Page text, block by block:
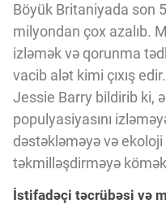
Böyük Britaniyada son
milyondan çox azalıb.
izləmək və qorunma
vacib alət kimi çıxış
Jessie Barry bildirib ki,
populyasiyasını
dəstəkləməyə və
təkmilləşdirməyə
İstifadəçi təcrübəsi və